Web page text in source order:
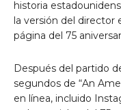
historia
la versión del director
página del 75
Después del partido
segundos de “An
en línea, incluido